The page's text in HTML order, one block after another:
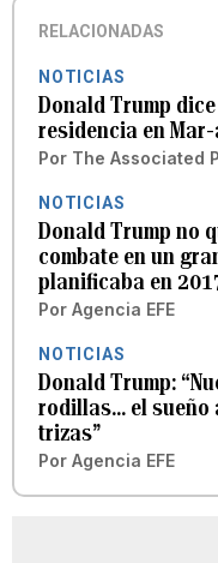
RELACIONADAS
NOTICIAS
Donald Trump
residencia en
Por The Associated
NOTICIAS
Donald Trump no
combate en un
planificaba en
Por Agencia EFE
NOTICIAS
Donald Trump:
rodillas... el sueño
trizas”
Por Agencia EFE